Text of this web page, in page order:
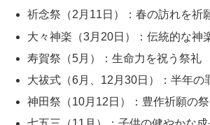
祈念祭（2月11日）：春の訪れを祈
大々神楽（3月20日）：伝統的な神
寿賀祭（5月）：生命力を祝う祭礼
大祓式（6月、12月30日）：半年の
神田祭（10月12日）：豊作祈願の祭